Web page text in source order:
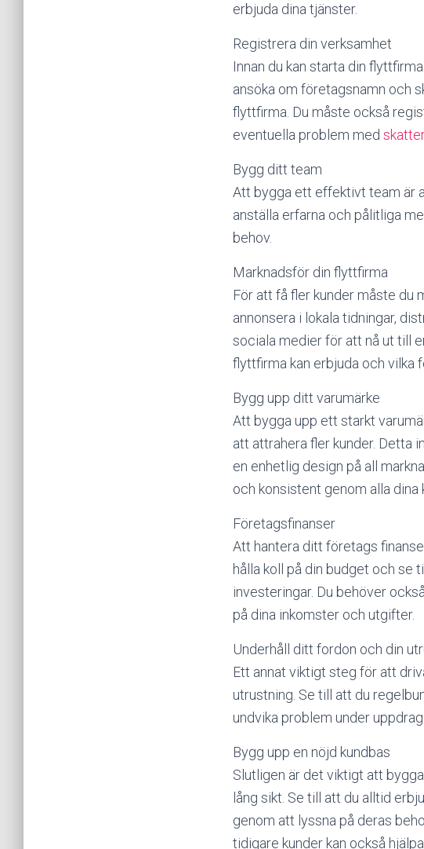
erbjuda dina tjänster.
Registrera din verksamhet
Innan du kan starta din
ansöka om företagsnamn och
flyttfirma. Du måste också
eventuella problem med
Bygg ditt team
Att bygga ett effektivt team är
anställa erfarna och pålitliga
behov.
Marknadsför din flyttfirma
För att få fler kunder måste du
annonsera i lokala tidningar,
sociala medier för att nå ut till
flyttfirma kan erbjuda och vilka
Bygg upp ditt varumärke
Att bygga upp ett starkt
att attrahera fler kunder. Detta
en enhetlig design på all
och konsistent genom alla dina
Företagsfinanser
Att hantera ditt företags
hålla koll på din budget och se
investeringar. Du behöver
på dina inkomster och utgifter.
Underhåll ditt fordon och din
Ett annat viktigt steg för att
utrustning. Se till att du
undvika problem under
Bygg upp en nöjd kundbas
Slutligen är det viktigt att
lång sikt. Se till att du alltid
genom att lyssna på deras
tidigare kunder kan också